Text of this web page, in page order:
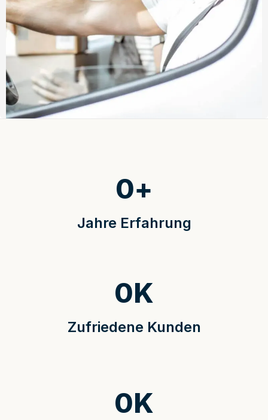
Jahre Erfahrung
0+
Zufriedene Kunden
0K
0K